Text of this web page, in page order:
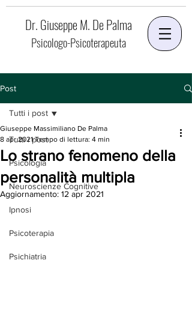
Dr. Giuseppe M. De Palma
Psicologo-Psicoterapeuta
Post
Tutti i post
Psicologia
Neuroscienze Cognitive
Ipnosi
Psicoterapia
Psichiatria
Tutti i post
Lo strano fenomeno della
personalità multipla
Giuseppe Massimiliano De Palma
8 apr 2021 Tempo di lettura: 4 min
Aggiornamento: 12 apr 2021